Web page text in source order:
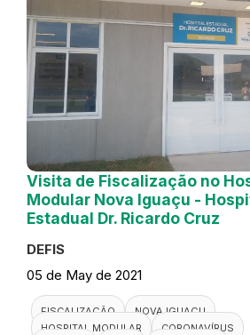
Visita de Fiscalização no
Modular Nova Iguaçu -
Estadual Dr. Ricardo Cruz
DEFIS
05 de May de 2021
FISCALIZAÇÃO
NOVA IGUAÇU
HOSPITAL MODULAR
CORONAVÍRUS